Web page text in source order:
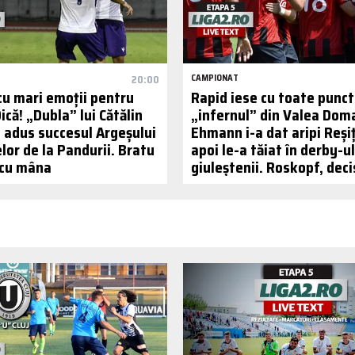
20:00
mari emoții pentru
„Dubla” lui Cătălin
succesul Argeșului
de la Pandurii. Bratu
mâna
CAMPIONAT
Rapid iese cu toate
„infernul” din Valea
Ehmann i-a dat aripi
apoi le-a tăiat în derby-
giuleștenii. Roskopf,